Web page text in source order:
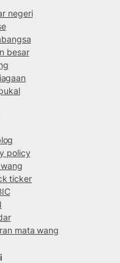
negeri
besar
policy
ticker
mata wang